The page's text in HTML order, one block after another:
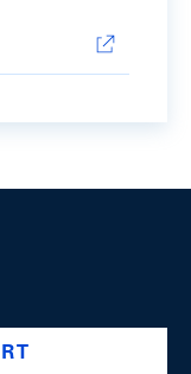
swiss-national-
@swissnationalbank